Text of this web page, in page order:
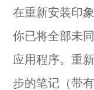
在重新安装印
你已将全部未
应用程序。重
步的笔记（带